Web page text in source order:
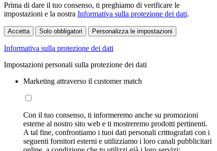
Prima di dare il tuo consenso, ti preghiamo di verificare le
impostazioni e la nostra Informativa sulla protezione dei dati.
Accetta Solo obbligatori Personalizza le impostazioni
Informativa sulla protezione dei dati
Impostazioni personali sulla protezione dei dati
Marketing attraverso il customer match
Con il tuo consenso, ti informeremo anche su promozioni
esterne al nostro sito web e ti mostreremo prodotti pertinenti.
A tal fine, confrontiamo i tuoi dati personali crittografati con i
seguenti fornitori esterni e utilizziamo i loro canali pubblicitari